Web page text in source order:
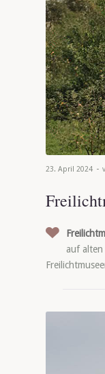
23. April 2024 -
auf alten